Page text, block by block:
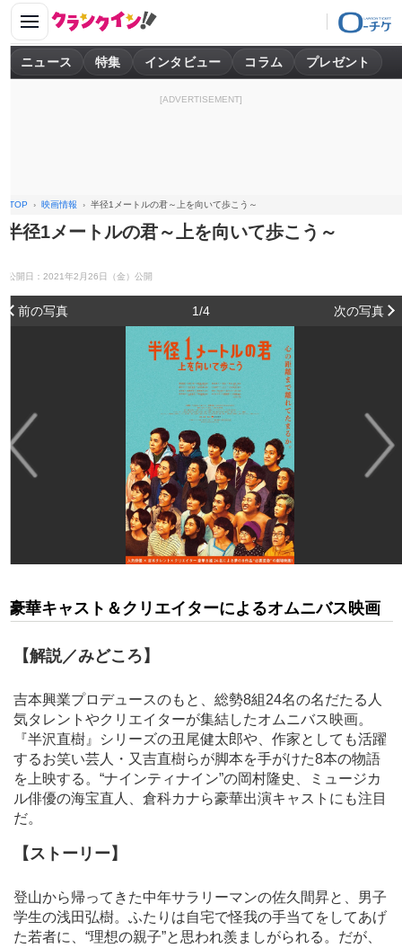
ニュース 特集 インタビュー コラム プレゼント
[ADVERTISEMENT]
TOP 映画情報 半径1メートルの君～上を向いて歩こう～
半径1メートルの君～上を向いて歩こう～
公開日：2021年2月26日（金）公開
前の写真 1/4 次の写真
豪華キャスト＆クリエイターによるオムニバス映画
【解説／みどころ】
吉本興業プロデュースのもと、総勢8組24名の名だたる人
気タレントやクリエイターが集結したオムニバス映画。
『半沢直樹』シリーズの丑尾健太郎や、作家としても活躍
するお笑い芸人・又吉直樹らが脚本を手がけた8本の物語
を上映する。“ナインティナイン”の岡村隆史、ミュージカ
ル俳優の海宝直人、倉科カナら豪華出演キャストにも注目
だ。
【ストーリー】
登山から帰ってきた中年サラリーマンの佐久間昇と、男子
学生の浅田弘樹。ふたりは自宅で怪我の手当てをしてあげ
た若者に、“理想の親子”と思われ羨ましがられる。だが、